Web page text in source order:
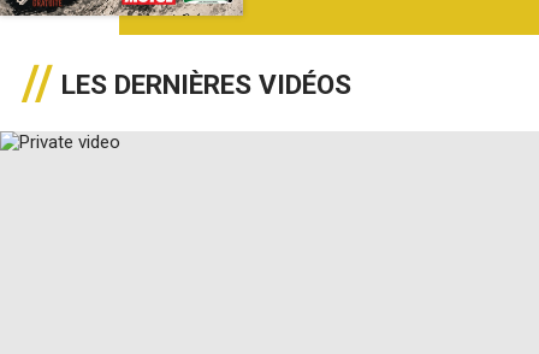
LES DERNIÈRES VIDÉOS